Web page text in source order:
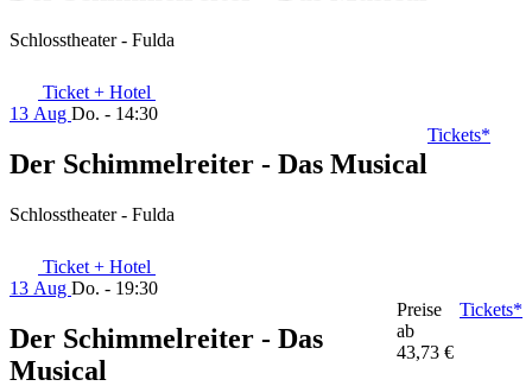
Schlosstheater - Fulda
Ticket + Hotel
13 Aug Do. - 14:30
Der Schimmelreiter - Das Musical
Schlosstheater - Fulda
Tickets*
Ticket + Hotel
13 Aug Do. - 19:30
Der Schimmelreiter - Das
Musical
Preise
ab
43,73 €
Tickets*